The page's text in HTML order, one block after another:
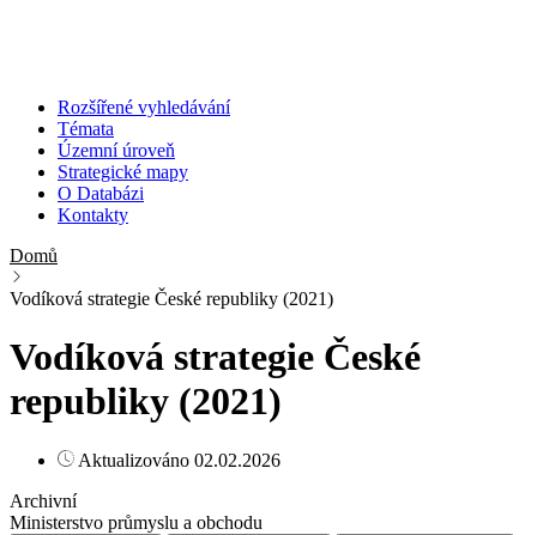
Rozšířené vyhledávání
Témata
Územní úroveň
Strategické mapy
O Databázi
Kontakty
Domů
Vodíková strategie České republiky (2021)
Vodíková strategie České
republiky (2021)
Aktualizováno 02.02.2026
Archivní
Ministerstvo průmyslu a obchodu